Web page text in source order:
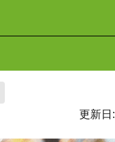
更新日: